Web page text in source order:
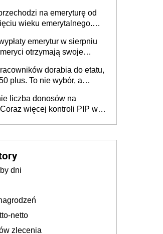
na emeryturę od
wieku emerytalnego.
w stanie? Pracownicy
gospodarki
emerytur w sierpniu
otrzymają swoje
dorabia do etatu,
plus. To nie wybór, a
liczba donosów na
więcej kontroli PIP w
dni
netto
zlecenia